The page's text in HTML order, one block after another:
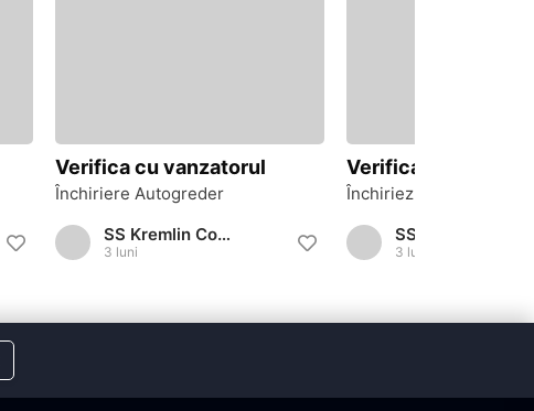
SS Kremlin Construct
3 luni
Verifica cu vanzatorul
Închiriere Autogreder
3 luni
Verifica cu
Închiriez Concasor